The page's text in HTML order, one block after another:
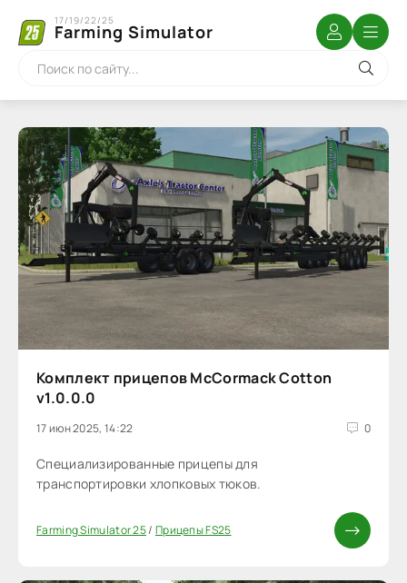
Farming Simulator
17/19/22/25
Комплект прицепов McCormack Cotton
v1.0.0.0
17 июн 2025, 14:22 0
Cпециализированные прицепы для
транспортировки хлопковых тюков.
Farming Simulator 25/ Прицепы FS25